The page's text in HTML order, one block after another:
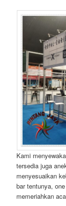
Kami
tersedia juga
menyesuaikan
bar tentunya,
memeriahkan